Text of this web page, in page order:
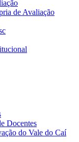
de Avaliação
Docentes
do Vale do Caí